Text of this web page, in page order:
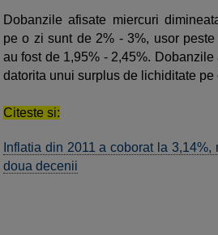
Dobanzile afisate miercuri
pe o zi sunt de 2% - 3%, usor
au fost de 1,95% - 2,45%.
datorita unui surplus de lichiditate
Citeste si:
Inflatia din 2011 a coborat la
doua decenii